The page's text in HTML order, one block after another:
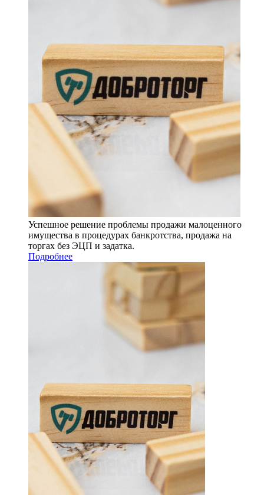
Успешное решение проблемы продажи малоценного
имущества в процедурах банкротства, продажа на
торгах без ЭЦП и задатка.
Подробнее